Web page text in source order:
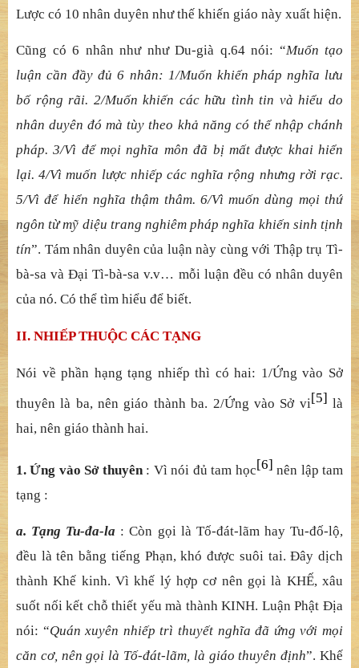
Lược có 10 nhân duyên như thế khiến giáo này xuất hiện.
Cũng có 6 nhân như như Du-già q.64 nói: “Muốn tạo
luận cần đầy đủ 6 nhân: 1/Muốn khiến pháp nghĩa lưu
bố rộng rãi. 2/Muốn khiến các hữu tình tin và hiểu do
nhân duyên đó mà tùy theo khả năng có thể nhập chánh
pháp. 3/Vì để mọi nghĩa môn đã bị mất được khai hiển
lại. 4/Vì muốn lược nhiếp các nghĩa rộng nhưng rời rạc.
5/Vì để hiển nghĩa thậm thâm. 6/Vì muốn dùng mọi thứ
ngôn từ mỹ diệu trang nghiêm pháp nghĩa khiến sinh tịnh
tín”. Tám nhân duyên của luận này cùng với Thập trụ Tì-
bà-sa và Đại Tì-bà-sa v.v… mỗi luận đều có nhân duyên
của nó. Có thể tìm hiểu để biết.
II. NHIẾP THUỘC CÁC TẠNG
Nói về phần hạng tạng nhiếp thì có hai: 1/Ứng vào Sở
thuyên là ba, nên giáo thành ba. 2/Ứng vào Sở vi[5] là
hai, nên giáo thành hai.
1. Ứng vào Sở thuyên : Vì nói đủ tam học[6] nên lập tam
tạng :
a. Tạng Tu-đa-la : Còn gọi là Tố-đát-lãm hay Tu-đố-lộ,
đều là tên bằng tiếng Phạn, khó được suôi tai. Đây dịch
thành Khế kinh. Vì khế lý hợp cơ nên gọi là KHẾ, xâu
suốt nối kết chỗ thiết yếu mà thành KINH. Luận Phật Địa
nói: “Quán xuyên nhiếp trì thuyết nghĩa đã ứng với mọi
căn cơ, nên gọi là Tố-đát-lãm, là giáo thuyên định”. Khế